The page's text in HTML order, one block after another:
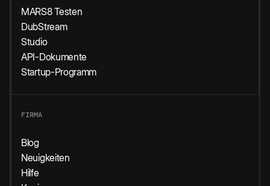
MARS8 Testen
DubStream
Studio
API-Dokumente
Startup-Programm
FIRMA
Blog
Neuigkeiten
Hilfe